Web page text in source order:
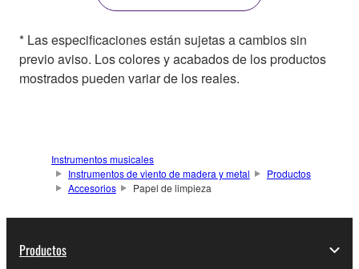
* Las especificaciones están sujetas a cambios sin
previo aviso. Los colores y acabados de los productos
mostrados pueden variar de los reales.
Instrumentos musicales
Instrumentos de viento de madera y metal
Productos
Accesorios
Papel de limpieza
Productos